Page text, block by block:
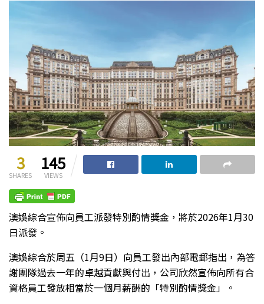
3
SHARES
145
VIEWS
澳娛綜合宣佈向員工派發特別酌情獎金，將於2026年1月30
日派發。
澳娛綜合於周五（1月9日）向員工發出內部電郵指出，為答
謝團隊過去一年的卓越貢獻與付出，公司欣然宣佈向所有合
資格員工發放相當於一個月薪酬的「特別酌情獎金」。